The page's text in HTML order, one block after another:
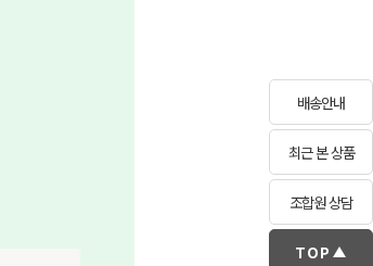
배송안내
최근 본 상품
조합원 상담
TOP